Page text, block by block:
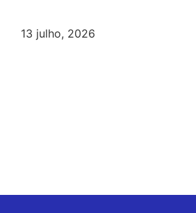
13 julho, 2026